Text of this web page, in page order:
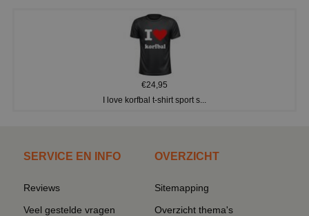
€24,95
I love korfbal t-shirt sport s...
SERVICE EN INFO
Reviews
Veel gestelde vragen
OVERZICHT
Sitemapping
Overzicht thema's